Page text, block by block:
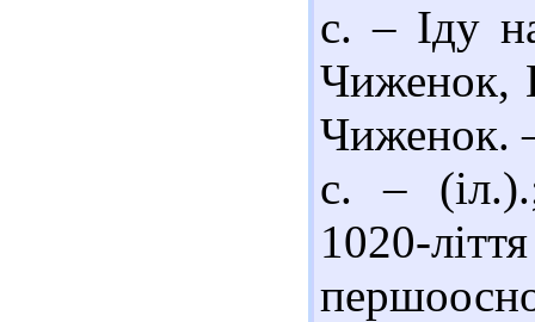
с. – Іду
Чиженок,
Чиженок.
с. –
1020-